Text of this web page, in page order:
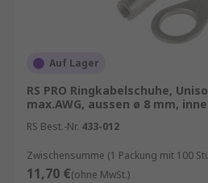
Auf Lager
RS PRO Ringkabelschuhe,
max.AWG, aussen ø 8 mm,
RS Best.-Nr. 433-012
Zwischensumme (1 Packung mit 100
11,70 €(ohne MwSt.)